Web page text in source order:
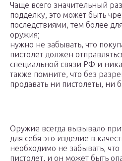
Чаще всего значительный
подделку, это может быть
последствиями, тем более
оружия;
нужно не забывать, что
пистолет должен
специальной связи РФ и
также помните, что без
продавать ни пистолеты, ни
Оружие всегда вызывало
для себя это изделие в
необходимо не забывать,
пистолет, и он может быть